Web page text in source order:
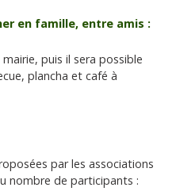
en famille, entre amis :
puis il sera possible
plancha et café à
par les associations
nombre de participants :